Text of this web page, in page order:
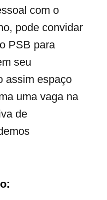
com o
pode convidar
PSB para
seu
assim espaço
uma vaga na
de